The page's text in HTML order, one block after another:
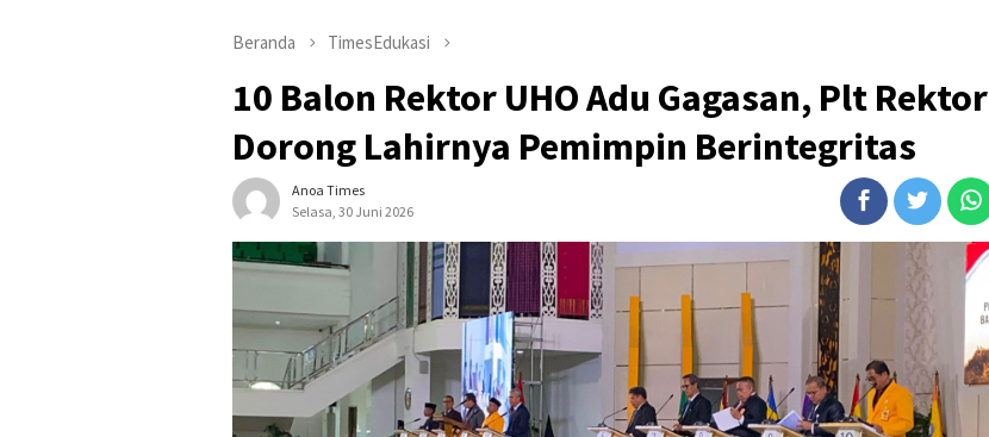
Beranda TimesEdukasi
10 Balon Rektor UHO Adu Gagasan, Plt Rektor
Dorong Lahirnya Pemimpin Berintegritas
Anoa Times
Selasa, 30 Juni 2026